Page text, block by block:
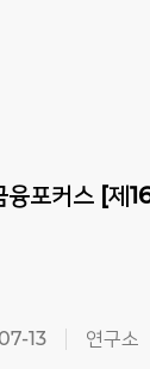
융포커스 [제
13 연구소